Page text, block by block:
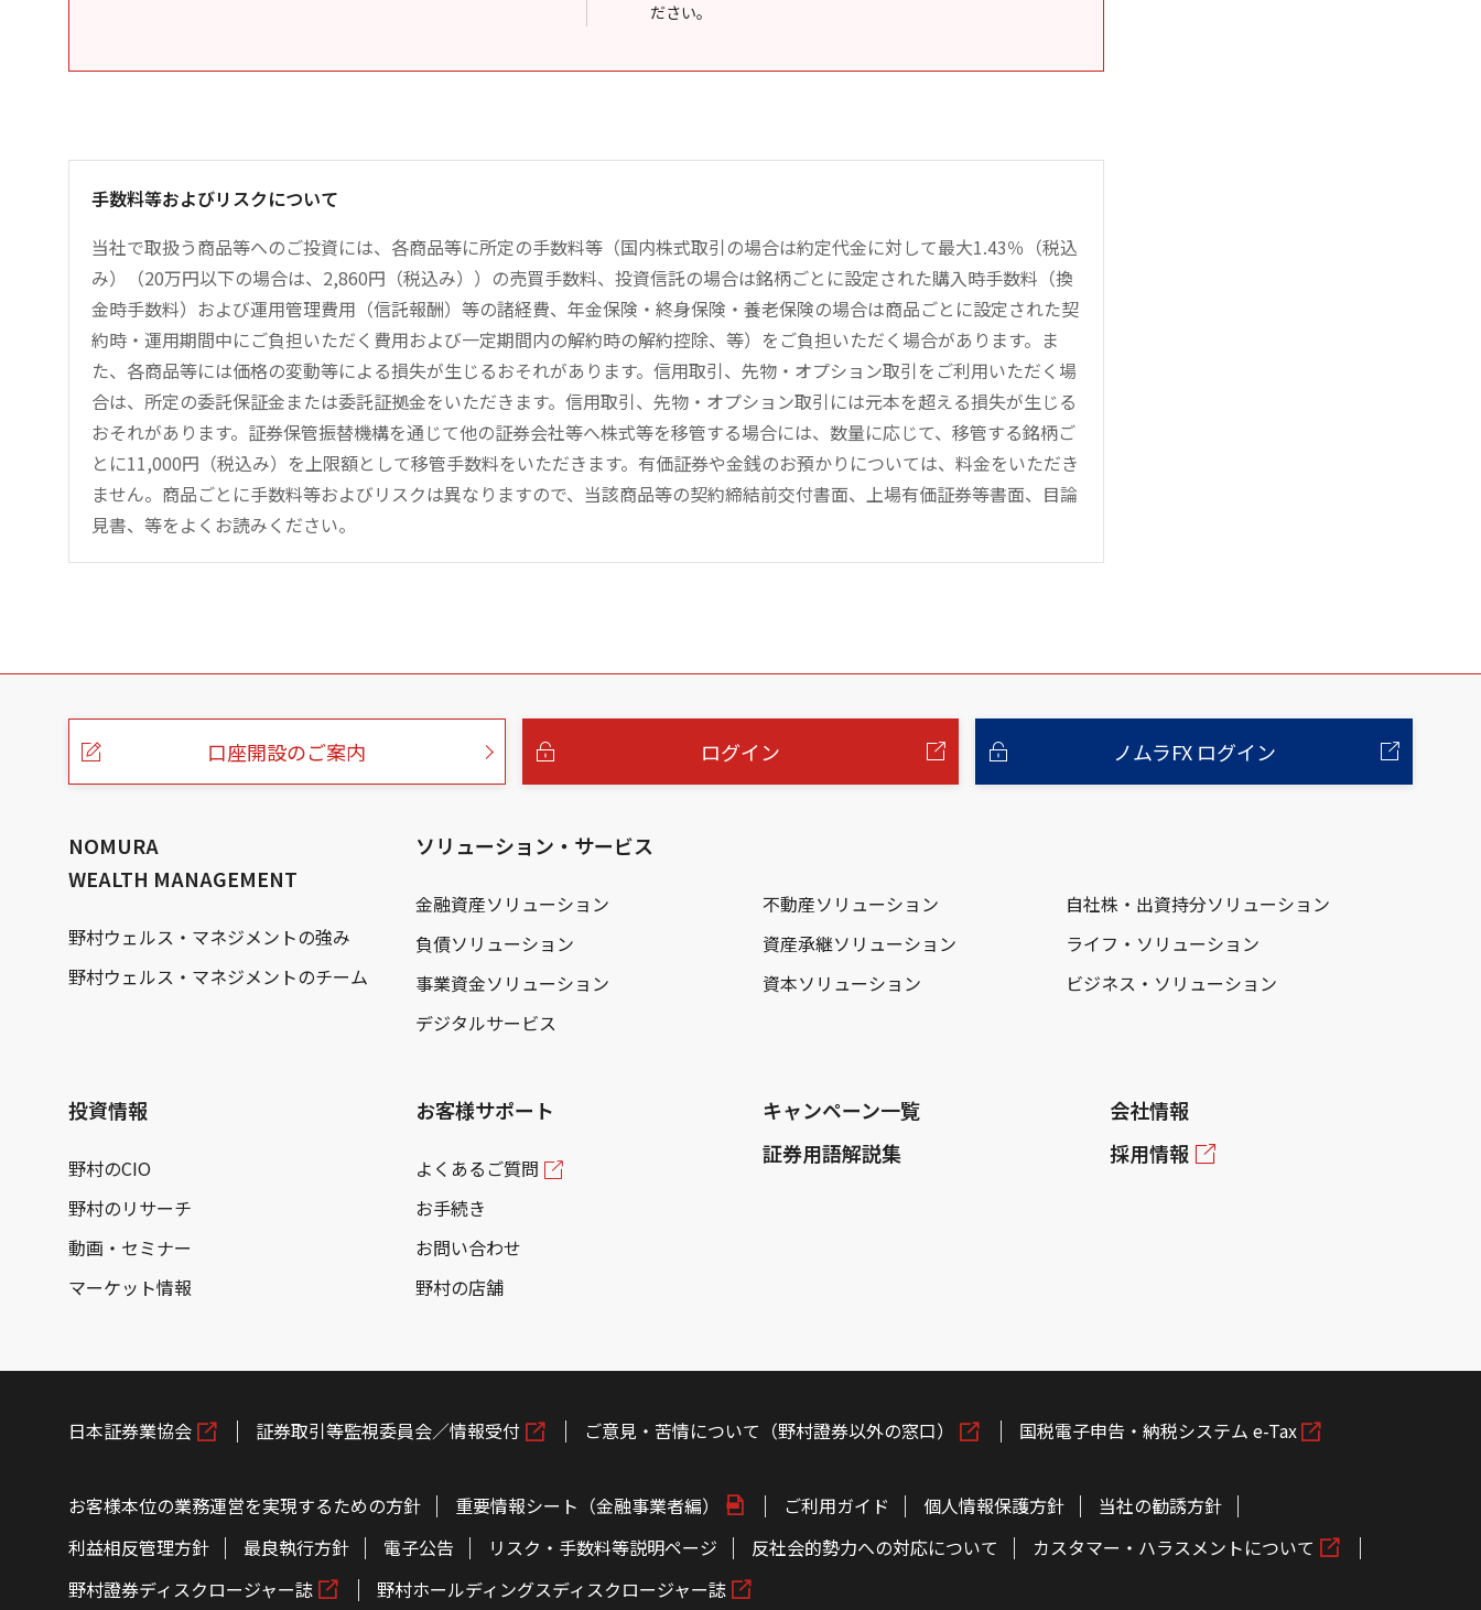
ださい。
手数料等およびリスクについて
当社で取扱う商品等へのご投資には、各商品等に所定の手数料等（国内株式取引の場合は約定代金に対して最大1.43％（税込
み）（20万円以下の場合は、2,860円（税込み））の売買手数料、投資信託の場合は銘柄ごとに設定された購入時手数料（換
金時手数料）および運用管理費用（信託報酬）等の諸経費、年金保険・終身保険・養老保険の場合は商品ごとに設定された契
約時・運用期間中にご負担いただく費用および一定期間内の解約時の解約控除、等）をご負担いただく場合があります。ま
た、各商品等には価格の変動等による損失が生じるおそれがあります。信用取引、先物・オプション取引をご利用いただく場
合は、所定の委託保証金または委託証拠金をいただきます。信用取引、先物・オプション取引には元本を超える損失が生じる
おそれがあります。証券保管振替機構を通じて他の証券会社等へ株式等を移管する場合には、数量に応じて、移管する銘柄ご
とに11,000円（税込み）を上限額として移管手数料をいただきます。有価証券や金銭のお預かりについては、料金をいただき
ません。商品ごとに手数料等およびリスクは異なりますので、当該商品等の契約締結前交付書面、上場有価証券等書面、目論
見書、等をよくお読みください。
こ
口座開設のご案内 ログイン ノムラFX ログイン
NOMURA
WEALTH MANAGEMENT
野村ウェルス・マネジメントの強み
野村ウェルス・マネジメントのチーム
ソリューション・サービス
金融資産ソリューション 不動産ソリューション
自社株・出資持分ソリューション
負債ソリューション
資産承継ソリューション
ライフ・ソリューション
事業資金ソリューション
資本ソリューション
ビジネス・ソリューション
デジタルサービス
投資情報
野村のCIO
野村のリサーチ
動画・セミナー
マーケット情報
お客様サポート
よくあるご質問
お手続き
お問い合わせ
野村の店舗
キャンペーン一覧
証券用語解説集
会社情報
採用情報
日本証券業協会 証券取引等監視委員会／情報受付 ご意見・苦情について（野村證券以外の窓口） 国税電子申告・納税システム e-Tax
お客様本位の業務運営を実現するための方針 重要情報シート（金融事業者編） ご利用ガイド 個人情報保護方針
当社の勧誘方針
利益相反管理方針
最良執行方針 電子公告 リスク・手数料等説明ページ 反社会的勢力への対応について
カスタマー・ハラスメントについて
野村證券ディスクロージャー誌
野村ホールディングスディスクロージャー誌